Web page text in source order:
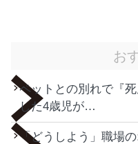
お
ペットとの別れで『
した4歳児が…
「どうしよう」職場